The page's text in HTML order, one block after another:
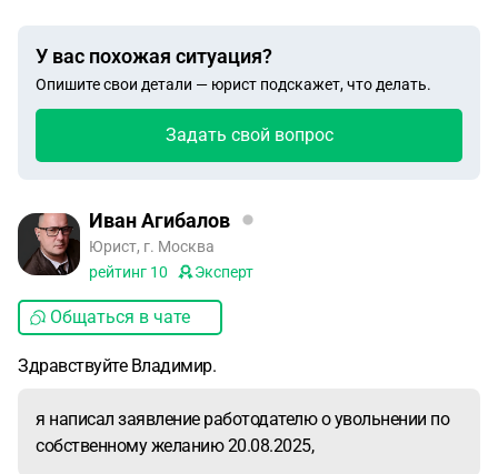
У вас похожая ситуация?
Опишите свои детали — юрист подскажет, что делать.
Задать свой вопрос
Иван Агибалов
Юрист, г. Москва
рейтинг 10 Эксперт
Общаться в чате
Здравствуйте Владимир.
я написал заявление работодателю о увольнении по
собственному желанию 20.08.2025,